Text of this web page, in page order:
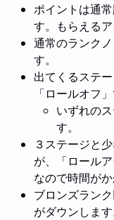
ポイントは通
す。もらえるア
通常のランク
す。
出てくるステ
「ロールオフ
いずれの
す。
３ステージと
が、「ロール
なので時間がか
ブロンズラン
がダウンします